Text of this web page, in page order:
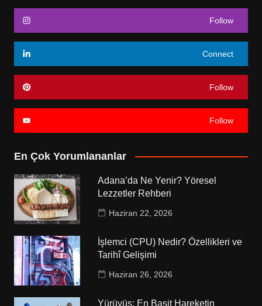
Follow
Connect
Follow
Follow
En Çok Yorumlananlar
Adana’da Ne Yenir? Yöresel
Lezzetler Rehberi
Haziran 22, 2026
İşlemci (CPU) Nedir? Özellikleri ve
Tarihî Gelişimi
Haziran 26, 2026
Yürüyüş: En Basit Hareketin